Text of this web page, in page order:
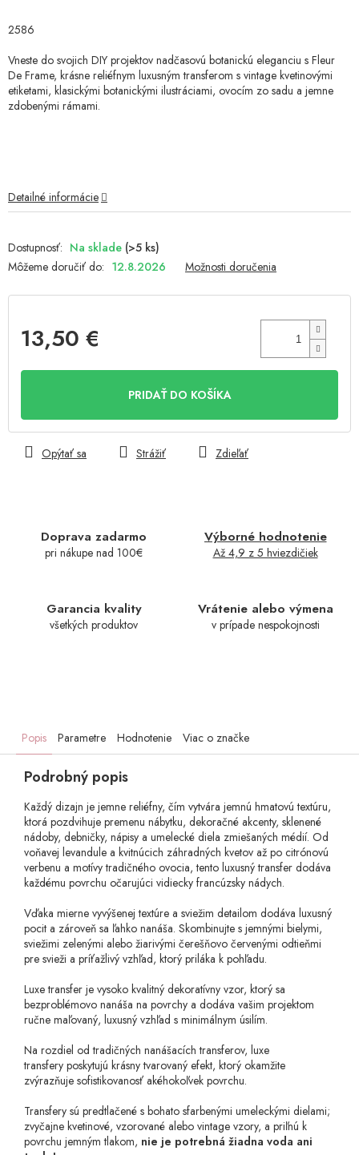
Na sklade (>5 ks)
Môžeme doručiť do: 12.8.2026 Možnosti doručenia
13,50 €
PRIDAŤ DO KOŠÍKA
Doprava zadarmo
pri nákupe nad 100€
Výborné hodnotenie
Až 4,9 z 5 hviezdičiek
Garancia kvality
všetkých produktov
Vrátenie alebo výmena
v prípade nespokojnosti
2586
Vneste do svojich DIY projektov nadčasovú botanickú eleganciu s Fleur
De Frame, krásne reliéfnym luxusným transferom s vintage kvetinovými
etiketami, klasickými botanickými ilustráciami, ovocím zo sadu a jemne
zdobenými rámami.
Detailné informácie
Opýtať sa Strážiť Zdieľať
z
hviezdičiek.
Popis Parametre Hodnotenie Viac o značke
Podrobný popis
Každý dizajn je jemne reliéfny, čím vytvára jemnú hmatovú textúru,
ktorá pozdvihuje premenu nábytku, dekoračné akcenty, sklenené
nádoby, debničky, nápisy a umelecké diela zmiešaných médií. Od
voňavej levandule a kvitnúcich záhradných kvetov až po citrónovú
verbenu a motívy tradičného ovocia, tento luxusný transfer dodáva
každému povrchu očarujúci vidiecky francúzsky nádych.
Vďaka mierne vyvýšenej textúre a sviežim detailom dodáva luxusný
pocit a zároveň sa ľahko nanáša. Skombinujte s jemnými bielymi,
sviežimi zelenými alebo žiarivými čerešňovo červenými odtieňmi
pre svieži a príťažlivý vzhľad, ktorý priláka k pohľadu.
Luxe transfer je vysoko kvalitný dekoratívny vzor, ktorý sa
bezproblémovo nanáša na povrchy a dodáva vašim projektom
ručne maľovaný, luxusný vzhľad s minimálnym úsilím.
Na rozdiel od tradičných nanášacích transferov, luxe
transfery poskytujú krásny tvarovaný efekt, ktorý okamžite
zvýrazňuje sofistikovanosť akéhokoľvek povrchu.
Transfery sú predtlačené s bohato sfarbenými umeleckými dielami;
zvyčajne kvetinové, vzorované alebo vintage vzory, a priľnú k
povrchu jemným tlakom, nie je potrebná žiadna voda ani